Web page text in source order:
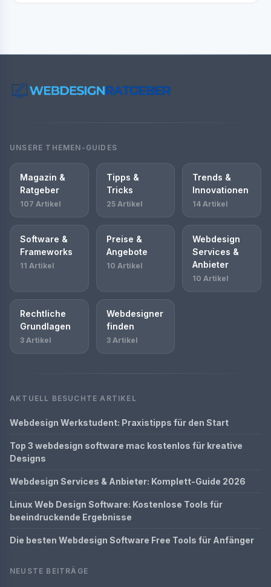
UNSERE THEMEN-GUIDES
Magazin &
Ratgeber
107 Artikel
Tipps &
Tricks
25 Artikel
Trends &
Innovationen
14 Artikel
Software &
Frameworks
11 Artikel
Preise &
Angebote
10 Artikel
Webdesign
Services &
Anbieter
10 Artikel
Rechtliche
Grundlagen
3 Artikel
Webdesigner
finden
3 Artikel
AKTUELL BESUCHTE ARTIKEL
Webdesign Werkstudent: Praxistipps für den Start
Top 3 webdesign software mac kostenlos für kreative
Designs
Webdesign Services & Anbieter: Komplett-Guide 2026
Linux Web Design Software: Kostenlose Tools für
beeindruckende Ergebnisse
Die besten Webdesign Software Free Tools für Anfänger
NEUSTE BEITRÄGE